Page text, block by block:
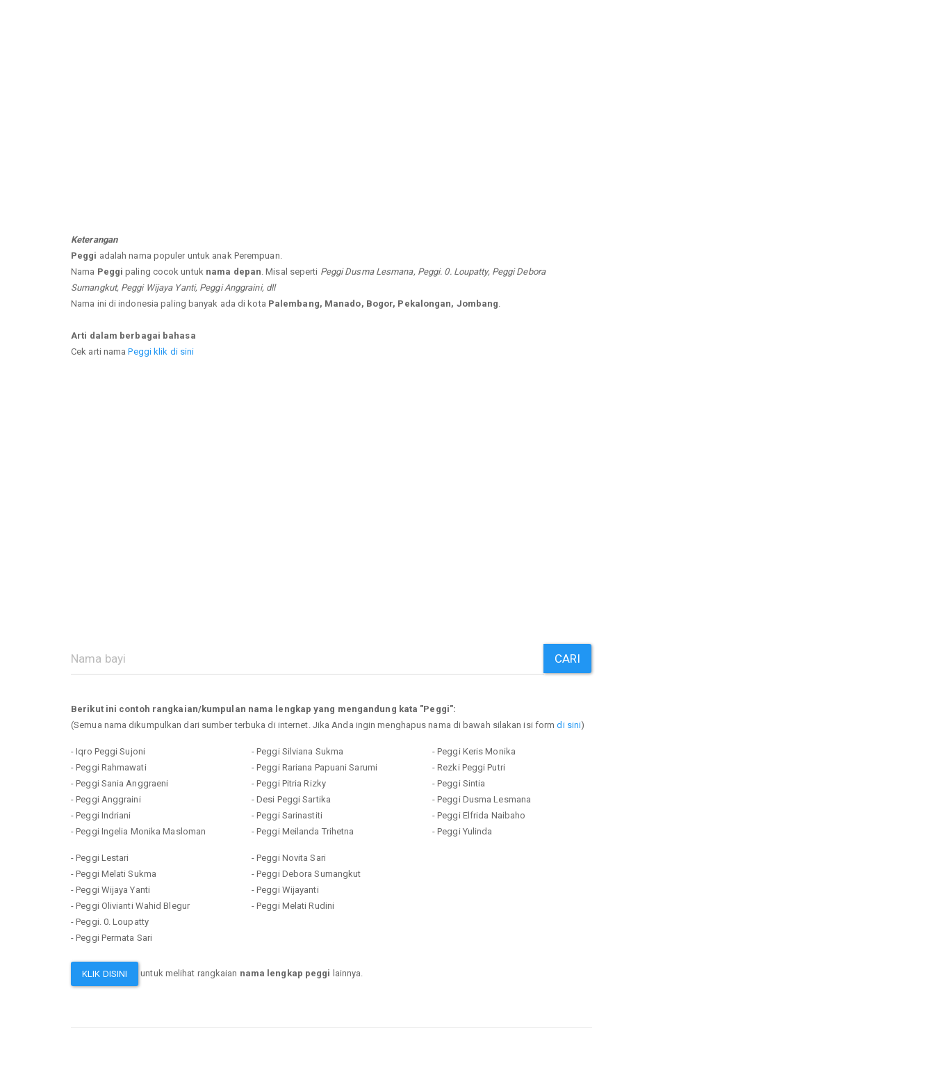
Keterangan
Peggi adalah nama populer untuk anak Perempuan.
Nama Peggi paling cocok untuk nama depan . Misal seperti Peggi Dusma Lesmana, Peggi. 0. Loupatty, Peggi Debora
Sumangkut, Peggi Wijaya Yanti, Peggi Anggraini, dll
Nama ini di indonesia paling banyak ada di kota Palembang, Manado, Bogor, Pekalongan, Jombang
Arti dalam berbagai bahasa
Cek arti namaPeggi klik di sini
CARI
Berikut ini contoh rangkaian/kumpulan nama lengkap yang mengandung kata "Peggi":
(Semua nama dikumpulkan dari sumber terbuka di internet. Jika Anda ingin menghapus nama di bawah silakan isi formdi sini)
- Iqro Peggi Sujoni
- Peggi Rahmawati
- Peggi Sania Anggraeni
- Peggi Anggraini
- Peggi Indriani
- Peggi Ingelia Monika Masloman
- Peggi Silviana Sukma
- Peggi Rariana Papuani Sarumi
- Peggi Pitria Rizky
- Desi Peggi Sartika
- Peggi Sarinastiti
- Peggi Meilanda Trihetna
- Peggi Keris Monika
- Rezki Peggi Putri
- Peggi Sintia
- Peggi Dusma Lesmana
- Peggi Elfrida Naibaho
- Peggi Yulinda
- Peggi Lestari
- Peggi Melati Sukma
- Peggi Wijaya Yanti
- Peggi Olivianti Wahid Blegur
- Peggi. 0. Loupatty
- Peggi Permata Sari
- Peggi Novita Sari
- Peggi Debora Sumangkut
- Peggi Wijayanti
- Peggi Melati Rudini
KLIK DISINI untuk melihat rangkaian nama lengkap peggi lainnya.